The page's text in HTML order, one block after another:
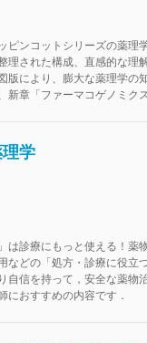
ピンコットシリーズの薬理
理された構成、直感的な理
版により、膨大な薬理学の
新章「ファーマコゲノミク
学
は診療にもっと使える！薬
などの「処方・診療に役立
自信を持って，安全な薬物
におすすめの内容です．